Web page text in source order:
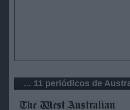
... 11 periódicos de